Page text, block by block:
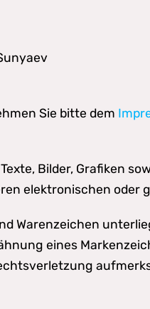
Sie bitte dem
Bilder, Grafiken
elektronischen
Warenzeichen
eines